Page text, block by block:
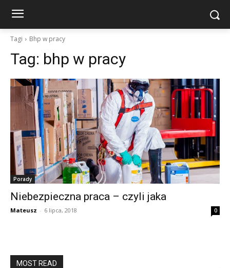
Tagi Bhp w pracy
Tag: bhp w pracy
Porady
Niebezpieczna praca – czyli jaka
Mateusz - 6 lipca, 2018 0
MOST READ